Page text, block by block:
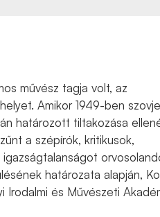
művész tagja volt, az
Amikor 1949-ben
határozott tiltakozása
a szépírók, kritikusok,
határozata alapján,
Irodalmi és Művészeti